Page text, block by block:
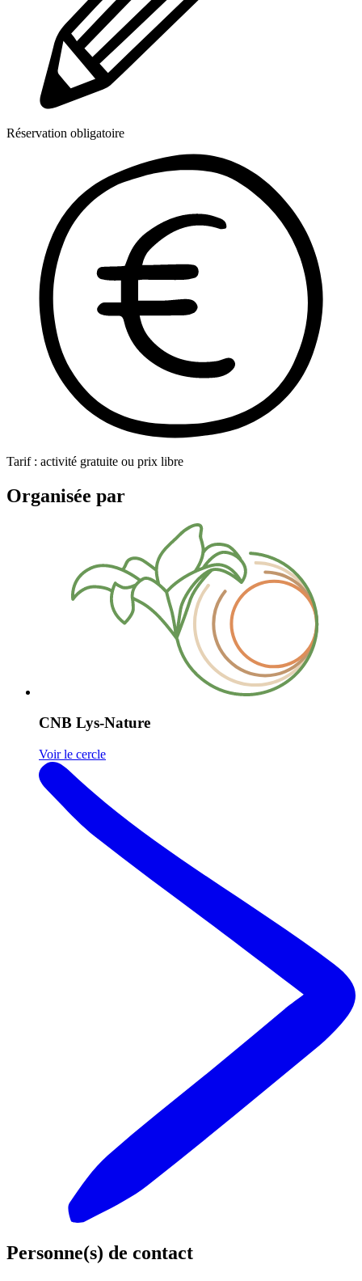
Réservation obligatoire
Tarif : activité gratuite ou prix libre
Organisée par
CNB Lys-Nature
Voir le cercle
Personne(s) de contact